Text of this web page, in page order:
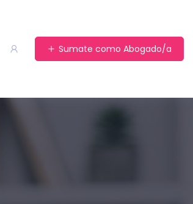
Sumate como Abogado/a